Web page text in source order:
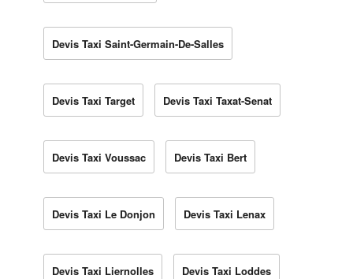
Devis Taxi Saint-Germain-De-Salles
Devis Taxi Target Devis Taxi Taxat-Senat
Devis Taxi Voussac Devis Taxi Bert
Devis Taxi Le Donjon Devis Taxi Lenax
Devis Taxi Liernolles Devis Taxi Loddes